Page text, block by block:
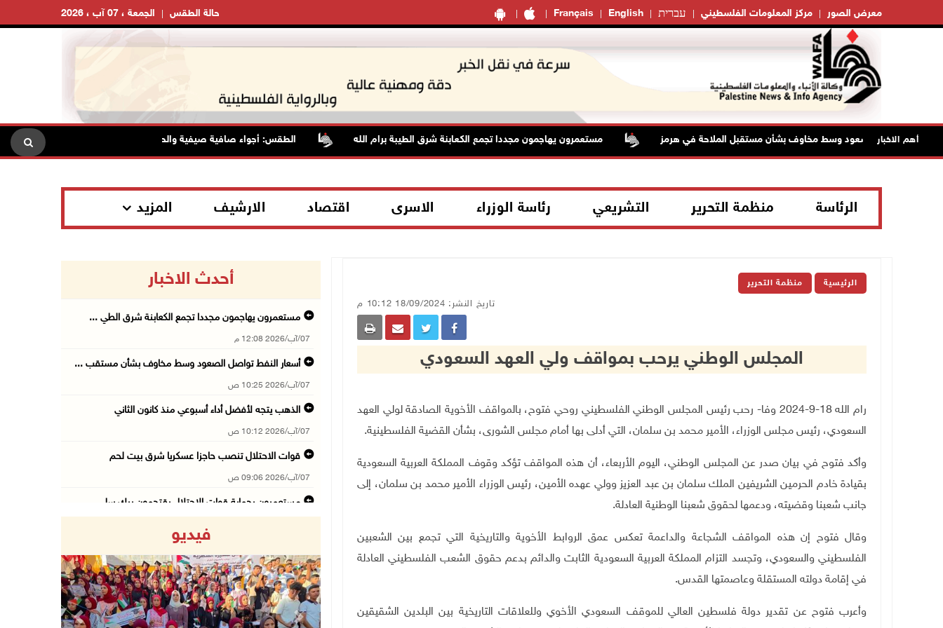
Français English עברית مركز المعلومات الفلسطيني معرض الصور الجمعة ، 07 آب ، 2026 حالة الطقس
أهم الاخبار
تواصل الصعود وسط مخاوف بشأن مستقبل الملاحة في هرمز مستعمرون يهاجمون مجددا تجمع الكعابنة شرق الطيبة برام الله الطقس: أجواء صافية صيفية والحرارة حول معدلها العام
الرئاسة منظمة التحرير التشريعي رئاسة الوزراء الاسرى اقتصاد الارشيف المزيد
الرئيسية منظمة التحرير
تاريخ النشر: 18/09/2024 10:12 م
المجلس الوطني يرحب بمواقف ولي العهد السعودي
رام الله 18-9-2024 وفا- رحب رئيس المجلس الوطني الفلسطيني روحي فتوح، بالمواقف الأخوية الصادقة لولي العهد
السعودي، رئيس مجلس الوزراء، الأمير محمد بن سلمان، التي أدلى بها أمام مجلس الشورى، بشأن القضية الفلسطينية.
وأكد فتوح في بيان صدر عن المجلس الوطني، اليوم الأربعاء، أن هذه المواقف تؤكد وقوف المملكة العربية السعودية
بقيادة خادم الحرمين الشريفين الملك سلمان بن عبد العزيز وولي عهده الأمين، رئيس الوزراء الأمير محمد بن سلمان، إلى
جانب شعبنا وقضيته، ودعمها لحقوق شعبنا الوطنية العادلة.
وقال فتوح إن هذه المواقف الشجاعة والداعمة تعكس عمق الروابط الأخوية والتاريخية التي تجمع بين الشعبين
الفلسطيني والسعودي، وتجسد التزام المملكة العربية السعودية الثابت والدائم بدعم حقوق الشعب الفلسطيني العادلة
في إقامة دولته المستقلة وعاصمتها القدس.
وأعرب فتوح عن تقدير دولة فلسطين العالي للموقف السعودي الأخوي وللعلاقات التاريخية بين البلدين الشقيقين
أحدث الاخبار
مستعمرون يهاجمون مجددا تجمع الكعابنة شرق الطي ...
07/آب/2026 12:08 م
أسعار النفط تواصل الصعود وسط مخاوف بشأن مستقب ...
07/آب/2026 10:25 ص
الذهب يتجه لأفضل أداء أسبوعي منذ كانون الثاني
07/آب/2026 10:12 ص
قوات الاحتلال تنصب حاجزا عسكريا شرق بيت لحم
07/آب/2026 09:06 ص
مستعمرون بحماية قوات الاحتلال يقتحمون برك سلي ...
07/آب/2026 08:24 ص
محافظة القدس: انسحاب قوات الاحتلال من مخيم قل ...
07/آب/2026 08:23 ص
فيديو
Previous Next